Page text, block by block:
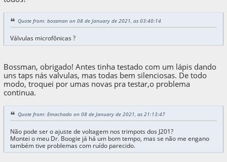
Quote from: bossman on 08 de January de 2021, as 03:40:14
Válvulas microfônicas ?
Bossman, obrigado! Antes tinha testado com um lápis dando
uns taps nás valvulas, mas todas bem silenciosas. De todo
modo, troquei por umas novas pra testar,o problema
continua.
Quote from: Emachado on 08 de January de 2021, as 21:13:47
Não pode ser o ajuste de voltagem nos trimpots dos J201?
Montei o meu Dr. Boogie já há um bom tempo, mas se não me engano
também tive problemas com ruído parecido.